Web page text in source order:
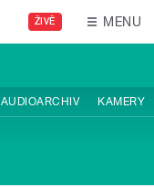
ŽIVĚ MENU
AUDIOARCHIV KAMERY